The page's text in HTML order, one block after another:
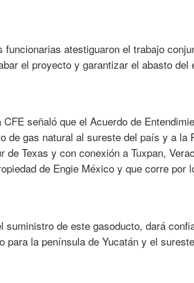
funcionarias atestiguaron el trabajo
el proyecto y garantizar el abasto
señaló que el Acuerdo de
de gas natural al sureste del país y a la
de Texas y con conexión a Tuxpan,
de Engie México y que corre por
suministro de este gasoducto, dará
para la península de Yucatán y el